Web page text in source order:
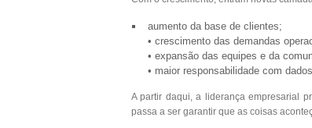
aumento da base de clientes;
• crescimento das demandas
• expansão das equipes e da
• maior responsabilidade com
A partir daqui, a liderança empresarial
passa a ser garantir que as coisas